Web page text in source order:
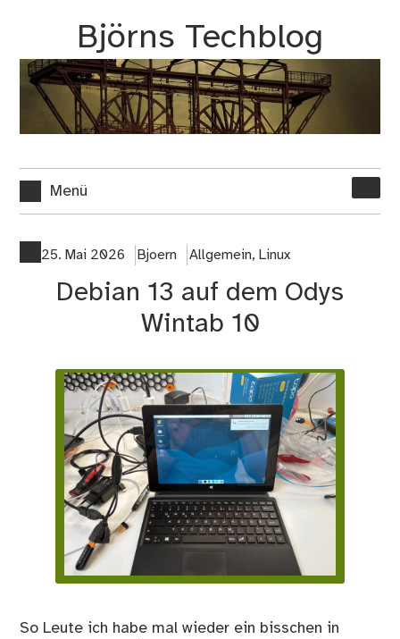
springen
Björns Techblog
Menü
nach:
25. Mai 2026 Bjoern Allgemein, Linux
Debian 13 auf dem Odys
Wintab 10
So Leute ich habe mal wieder ein bisschen in